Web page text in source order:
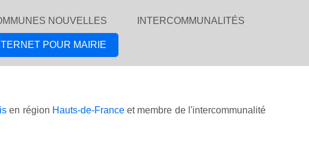
NOUVELLES INTERCOMMUNALITÉS
POUR MAIRIE
en région Hauts-de-Franceet membre de l'intercommunalité